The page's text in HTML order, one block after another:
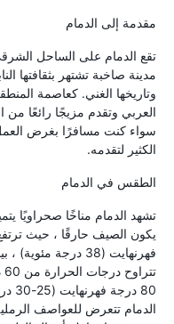
مقدمة إلى الدمام
تقع الدمام على الساحل
مدينة صاخبة تشتهر بثقافتها
وتاريخها الغني. كعاصمة
العربي وتقدم مزيجًا رائعًا من
سواء كنت مسافرًا بغرض العمل
الكثير لتقدمه.
الطقس في الدمام
تشهد الدمام مناخًا صحراويًا
فهرنهايت (38 درجة
80
الدمام تتعرض للعواصف